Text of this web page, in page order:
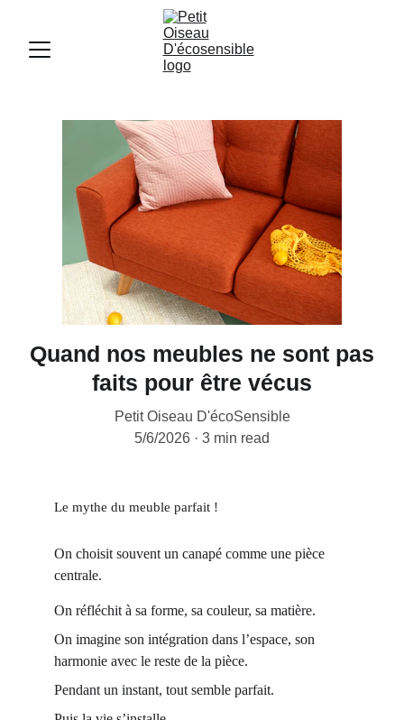
Quand nos meubles ne sont pas
faits pour être vécus
Petit Oiseau D'écoSensible
5/6/2026
3 min read
Le mythe du meuble parfait !
On choisit souvent un canapé comme une pièce
centrale.
On réfléchit à sa forme, sa couleur, sa matière.
On imagine son intégration dans l’espace, son
harmonie avec le reste de la pièce.
Pendant un instant, tout semble parfait.